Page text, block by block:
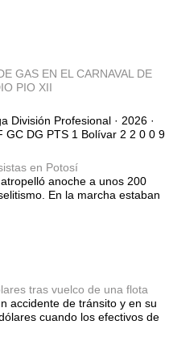
GAS EN EL CARNAVAL DE
PIO XII
División Profesional · 2026 ·
GC DG PTS 1 Bolívar 2 2 0 0 9
en Potosí
anoche a unos 200
En la marcha estaban
tras vuelco de una flota
accidente de tránsito y en su
cuando los efectivos de